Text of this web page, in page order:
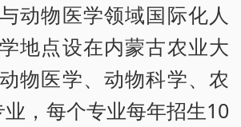
动物医学领域国际化人
地点设在内蒙古农业大
物医学、动物科学、农
，每个专业每年招生10